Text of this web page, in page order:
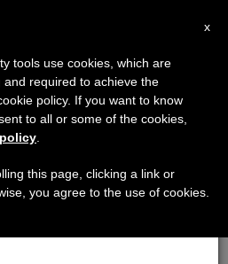
×
agosto haremos la pausa
en el periodo de verano
y también el
x
tools use cookies, which are
required to achieve the
policy. If you want to know
to all or some of the cookies,
this page, clicking a link or
you agree to the use of cookies.